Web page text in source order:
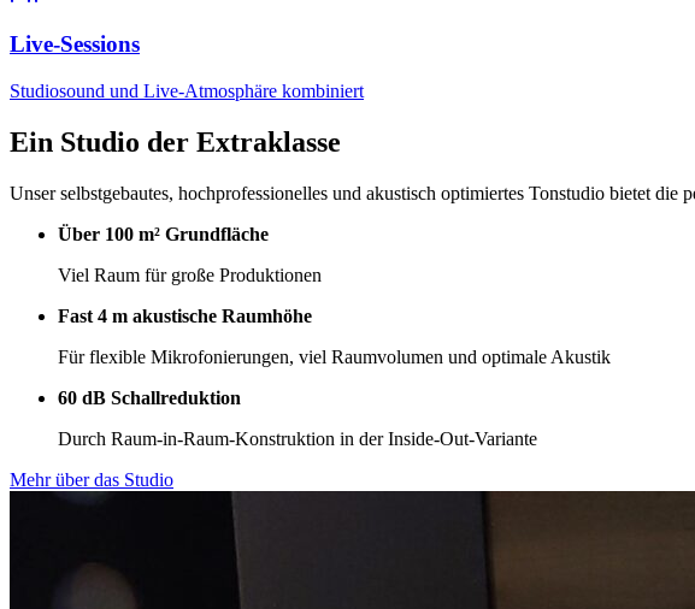
Live-Sessions
Studiosound und Live-Atmosphäre kombiniert
Ein Studio der Extraklasse
Unser selbstgebautes, hochprofessionelles und akustisch optimiertes Tonstudio bietet die
Über 100 m² Grundfläche
Viel Raum für große Produktionen
Fast 4 m akustische Raumhöhe
Für flexible Mikrofonierungen, viel Raumvolumen und optimale Akustik
60 dB Schallreduktion
Durch Raum-in-Raum-Konstruktion in der Inside-Out-Variante
Mehr über das Studio